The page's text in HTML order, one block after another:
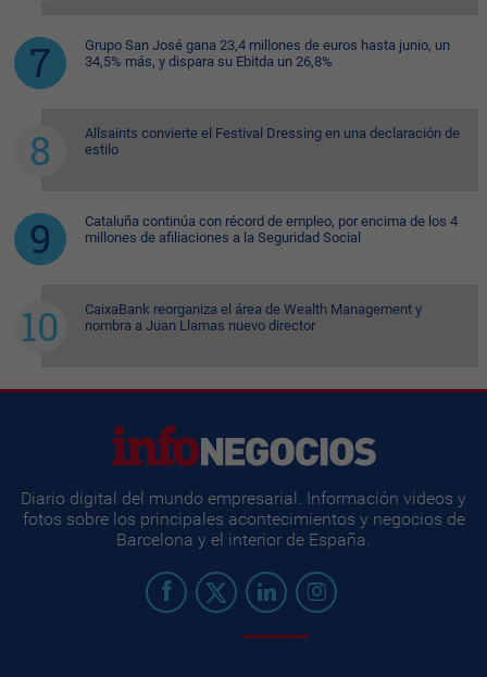
Grupo San José gana 23,4 millones de euros hasta junio, un
34,5% más, y dispara su Ebitda un 26,8%
Allsaints convierte el Festival Dressing en una declaración de
estilo
Cataluña continúa con récord de empleo, por encima de los 4
millones de afiliaciones a la Seguridad Social
CaixaBank reorganiza el área de Wealth Management y
nombra a Juan Llamas nuevo director
Diario digital del mundo empresarial. Información videos y
fotos sobre los principales acontecimientos y negocios de
Barcelona y el interior de España.